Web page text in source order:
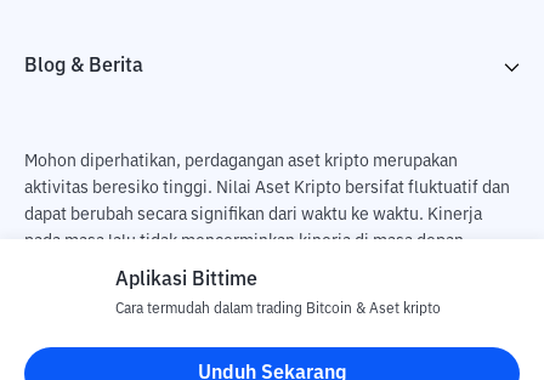
Blog & Berita
Mohon diperhatikan, perdagangan aset kripto merupakan
aktivitas beresiko tinggi. Nilai Aset Kripto bersifat fluktuatif dan
dapat berubah secara signifikan dari waktu ke waktu. Kinerja
pada masa lalu tidak mencerminkan kinerja di masa depan.
Terdapat risiko kehilangan sebagai dampak dari membeli dan
pengguna. PT Utama Aset Digital Indonesia (Bittime) tidak
bertanggung jawab atas perubahan fluktuasi dari nilai tukar Aset
Kripto.
Aplikasi Bittime
Cara termudah dalam trading Bitcoin & Aset kripto
Unduh Sekarang